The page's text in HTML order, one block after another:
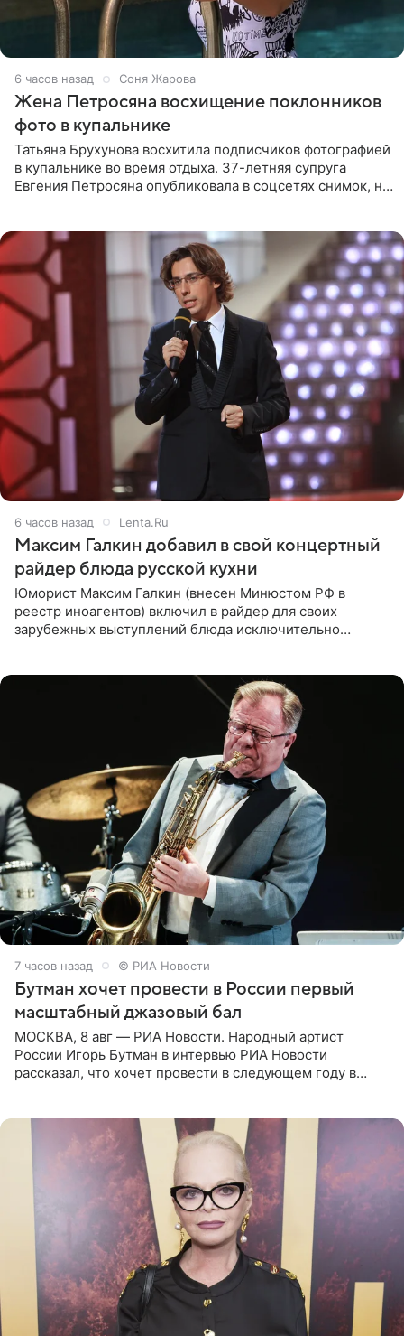
6 часов назад Соня Жарова
Жена Петросяна восхищение поклонников
фото в купальнике
Татьяна Брухунова восхитила подписчиков фотографией
в купальнике во время отдыха. 37-летняя супруга
Евгения Петросяна опубликовала в соцсетях снимок, на
6 часов назад Lenta.Ru
Максим Галкин добавил в свой концертный
райдер блюда русской кухни
Юморист Максим Галкин (внесен Минюстом РФ в
реестр иноагентов) включил в райдер для своих
зарубежных выступлений блюда исключительно
7 часов назад © РИА Новости
Бутман хочет провести в России первый
масштабный джазовый бал
МОСКВА, 8 авг — РИА Новости. Народный артист
России Игорь Бутман в интервью РИА Новости
рассказал, что хочет провести в следующем году в